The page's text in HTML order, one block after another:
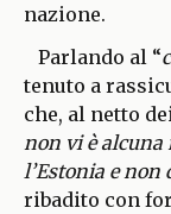
nazione.
Parlando al “
tenuto a
che, al netto
non vi è
l’Estonia e
ribadito con